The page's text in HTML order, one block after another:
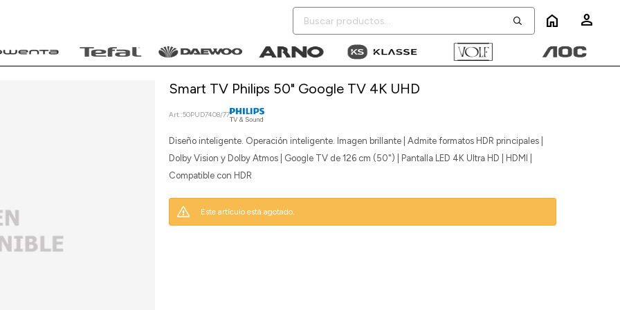
home
Smart TV Philips 50" Google TV 4K UHD
50PUD7408/77
Diseño inteligente. Operación inteligente. Imagen brillante | Admite formatos HDR principales |
Dolby Vision y Dolby Atmos | Google TV de 126 cm (50") | Pantalla LED 4K Ultra HD | HDMI |
Compatible con HDR
Este artículo está agotado.